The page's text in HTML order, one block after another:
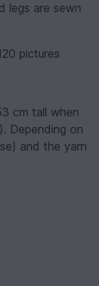
legs are sewn
pictures
cm tall when
Depending on
and the yarn